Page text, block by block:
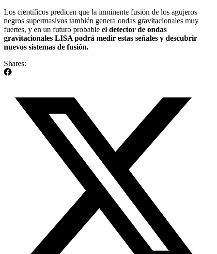
Los científicos predicen que la inminente fusión de los agujeros
negros supermasivos también genera ondas gravitacionales muy
fuertes, y en un futuro probable el detector de ondas
gravitacionales LISA podrá medir estas señales y descubrir
nuevos sistemas de fusión.
Shares: